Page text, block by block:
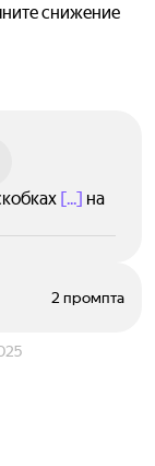
снижение
[...] на
2 промпта